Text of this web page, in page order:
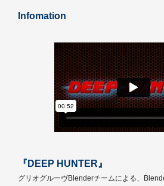
Infomation
『DEEP HUNTER』
グリオグルーヴBlenderチームによる、